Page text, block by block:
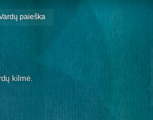
paieška
kilmė.